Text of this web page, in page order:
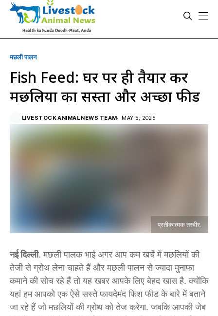
मछली पालन
Fish Feed: घर पर ही तैयार करें
मछलियों का सस्ता और अच्छा फीड
LIVESTOCK ANIMAL NEWS TEAM MAY 5, 2025
प्रतीकात्मक तस्वीर.
नई दिल्ली. मछली पालक भाई अगर आप कम खर्चे में मछलियों की
तेजी से ग्रोथ लेना चाहते हैं और मछली पालन से ज्यादा मुनाफा
कमाने की सोच रहे हैं तो यह खबर आपके लिए बेहद खास है. क्योंकि
यहां हम आपको एक ऐसे सस्ते फायदेमंद फिश फीड के बारे में बताने
जा रहे हैं जो मछलियों की ग्रोथ को तेज करेगा. जबकि आपकी जेब